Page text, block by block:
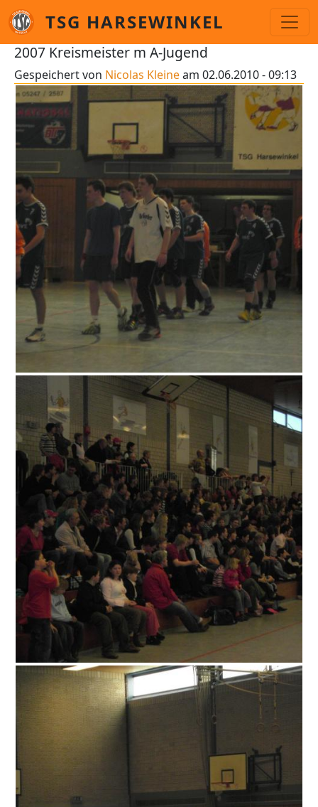
Direkt zum Inhalt
TSG HARSEWINKEL
2007 Kreismeister m A-Jugend
Gespeichert von Nicolas Kleineam 02.06.2010 - 09:13